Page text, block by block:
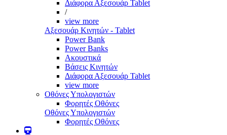
Διάφορα Αξεσουάρ Tablet
/
view more
Αξεσουάρ Κινητών - Tablet
Power Bank
Power Banks
Ακουστικά
Βάσεις Κινητών
Διάφορα Αξεσουάρ Tablet
view more
Οθόνες Υπολογιστών
Φορητές Οθόνες
Οθόνες Υπολογιστών
Φορητές Οθόνες